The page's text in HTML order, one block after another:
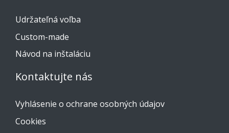
Udržateľná voľba
Custom-made
Návod na inštaláciu
Kontaktujte nás
Vyhlásenie o ochrane osobných údajov
Cookies